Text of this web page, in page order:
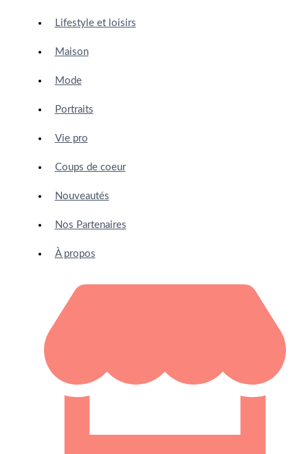
Lifestyle et loisirs
Maison
Mode
Portraits
Vie pro
Coups de coeur
Nouveautés
Nos Partenaires
À propos